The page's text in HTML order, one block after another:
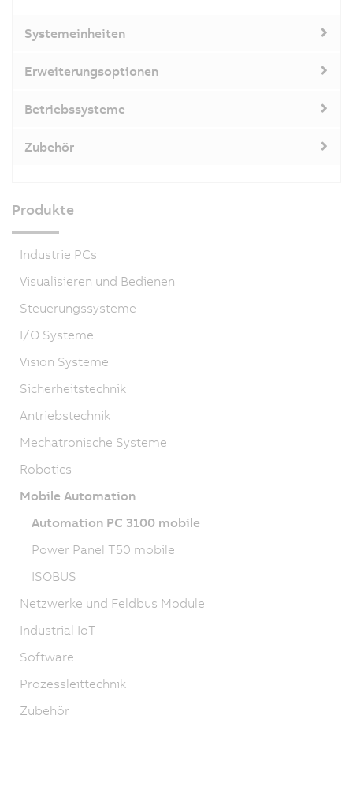
Systemeinheiten
Erweiterungsoptionen
Betriebssysteme
Zubehör
Produkte
Industrie PCs
Visualisieren und Bedienen
Steuerungssysteme
I/O Systeme
Vision Systeme
Sicherheitstechnik
Antriebstechnik
Mechatronische Systeme
Robotics
Mobile Automation
Automation PC 3100 mobile
Power Panel T50 mobile
ISOBUS
Netzwerke und Feldbus Module
Industrial IoT
Software
Prozessleittechnik
Zubehör